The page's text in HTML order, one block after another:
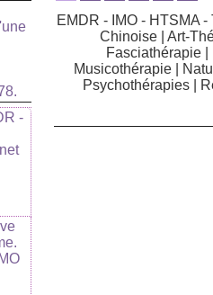
-
EMDR - IMO - HTSMA -
Chinoise
Art-
Fasciathérapie
Musicothérapie
Psychothérapies